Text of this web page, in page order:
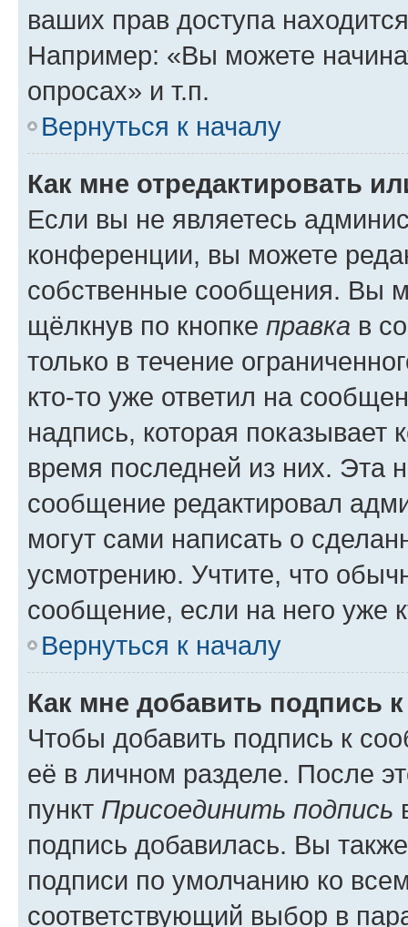
ваших прав доступа
Например: «Вы можете
опросах» и т.п.
Вернуться к началу
Как мне отредактировать
Если вы не являетесь
конференции, вы можете
собственные сообщения. Вы
щёлкнув по кнопке правка в
только в течение
кто-то уже ответил на
надпись, которая показывает
время последней из них. Эта
сообщение редактировал
могут сами написать о
усмотрению. Учтите, что
сообщение, если на него уже
Вернуться к началу
Как мне добавить подпись
Чтобы добавить подпись к
её в личном разделе. После
пункт Присоединить подпись
подпись добавилась. Вы
подписи по умолчанию ко
соответствующий выбор в